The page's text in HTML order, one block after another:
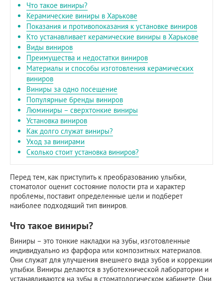
Что такое виниры?
Керамические виниры в Харькове
Показания и противопоказания к установке виниров
Кто устанавливает керамические виниры в Харькове
Виды виниров
Преимущества и недостатки виниров
Материалы и способы изготовления керамических
виниров
Виниры за одно посещение
Популярные бренды виниров
Люминиры – сверхтонкие виниры
Установка виниров
Как долго служат виниры?
Уход за винирами
Сколько стоит установка виниров?
Перед тем, как приступить к преобразованию улыбки,
стоматолог оценит состояние полости рта и характер
проблемы, поставит определенные цели и подберет
наиболее подходящий тип виниров.
Что такое виниры?
Виниры – это тонкие накладки на зубы, изготовленные
индивидуально из фарфора или композитных материалов.
Они служат для улучшения внешнего вида зубов и коррекции
улыбки. Виниры делаются в зуботехнической лаборатории и
устанавливаются на зубы в стоматологическом кабинете. Они